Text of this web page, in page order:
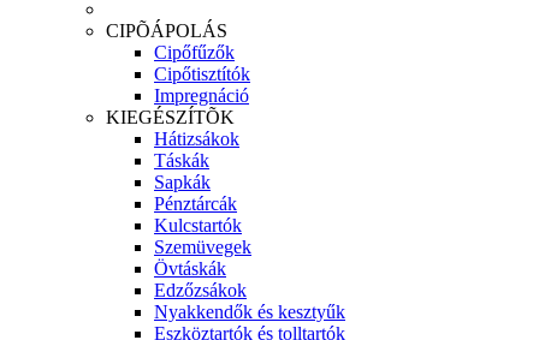
CIPÕÁPOLÁS
Cipőfűzők
Cipőtisztítók
Impregnáció
KIEGÉSZÍTÕK
Hátizsákok
Táskák
Sapkák
Pénztárcák
Kulcstartók
Szemüvegek
Övtáskák
Edzőzsákok
Nyakkendők és kesztyűk
Eszköztartók és tolltartók